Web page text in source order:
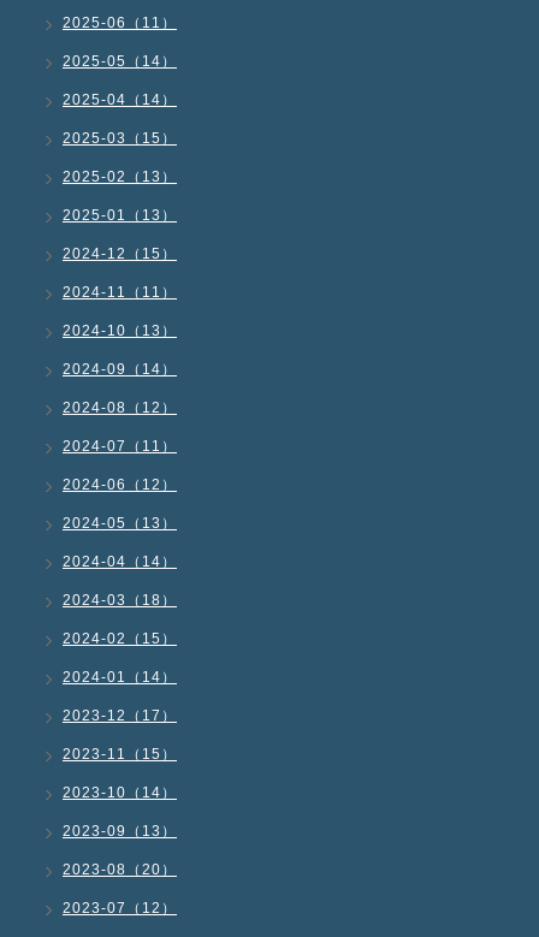
2025-06（11）
2025-05（14）
2025-04（14）
2025-03（15）
2025-02（13）
2025-01（13）
2024-12（15）
2024-11（11）
2024-10（13）
2024-09（14）
2024-08（12）
2024-07（11）
2024-06（12）
2024-05（13）
2024-04（14）
2024-03（18）
2024-02（15）
2024-01（14）
2023-12（17）
2023-11（15）
2023-10（14）
2023-09（13）
2023-08（20）
2023-07（12）